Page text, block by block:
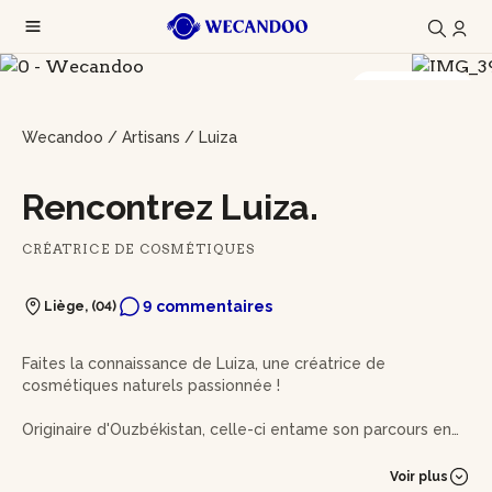
Wecandoo / Artisans / Luiza
Rencontrez Luiza.
CRÉATRICE DE COSMÉTIQUES
Liège, (04) 9 commentaires
Faites la connaissance de Luiza, une créatrice de
cosmétiques naturels passionnée !
Originaire d'Ouzbékistan, celle-ci entame son parcours en
Voir plus